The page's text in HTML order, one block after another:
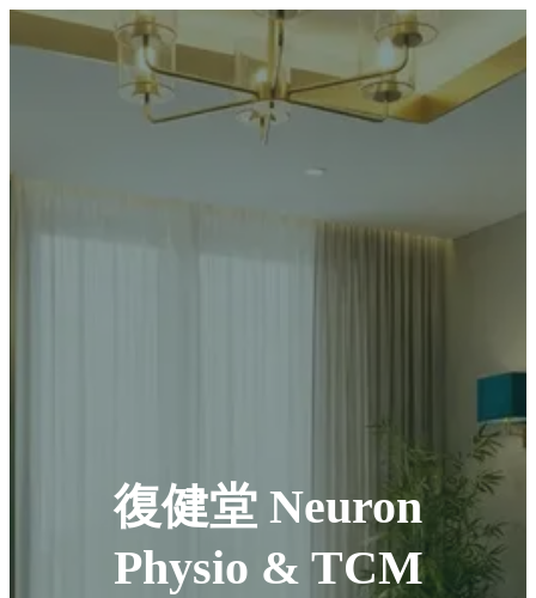
復健堂 Neuron
Physio & TCM